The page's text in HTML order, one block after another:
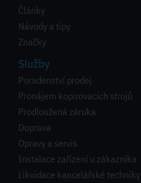
Články
Návody a tipy
Značky
Služby
Poradenství prodej
Pronájem kopírovacích strojů
Prodloužená záruka
Doprava
Opravy a servis
Instalace zařízení u zákazníka
Likvidace kancelářské techniky